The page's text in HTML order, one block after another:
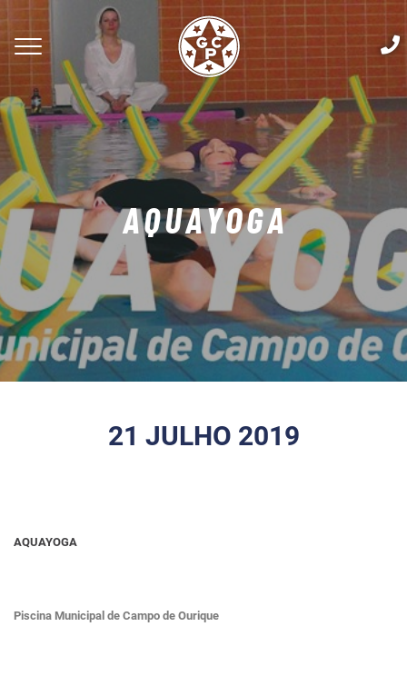
AQUAYOGA
21 JULHO 2019
AQUAYOGA
Piscina Municipal de Campo de Ourique